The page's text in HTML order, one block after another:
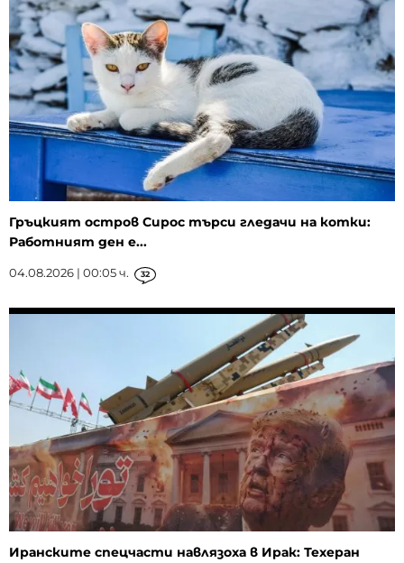
Гръцкият остров Сирос търси гледачи на котки:
Работният ден е...
04.08.2026 | 00:05 ч. 32
Иранските спецчасти навлязоха в Ирак: Техеран